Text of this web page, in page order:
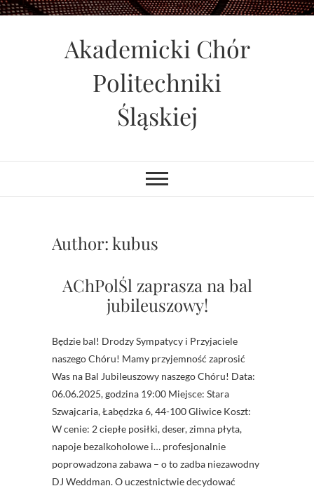
Skip
Akademicki Chór
Politechniki
Śląskiej
Author:kubus
AChPolŚl zaprasza na bal
jubileuszowy!
Będzie bal! Drodzy Sympatycy i Przyjaciele
naszego Chóru! Mamy przyjemność zaprosić
Was na Bal Jubileuszowy naszego Chóru! Data:
06.06.2025, godzina 19:00 Miejsce: Stara
Szwajcaria, Łabędzka 6, 44-100 Gliwice Koszt:
W cenie: 2 ciepłe posiłki, deser, zimna płyta,
napoje bezalkoholowe i… profesjonalnie
poprowadzona zabawa – o to zadba niezawodny
DJ Weddman. O uczestnictwie decydować